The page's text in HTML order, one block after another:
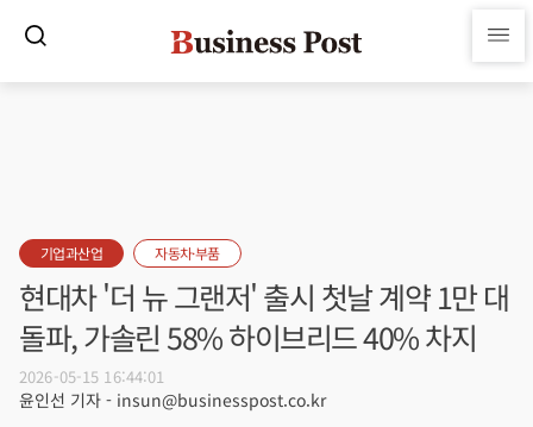
기업과산업 자동차·부품
현대차 '더 뉴 그랜저' 출시 첫날 계약 1만 대
돌파, 가솔린 58% 하이브리드 40% 차지
2026-05-15 16:44:01
윤인선 기자 - insun@businesspost.co.kr